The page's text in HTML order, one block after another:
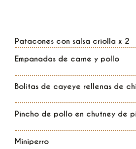
Patacones con salsa criolla x 2
Empanadas de carne y pollo
Bolitas de cayeye rellenas de
Pincho de pollo en chutney de
Miniperro